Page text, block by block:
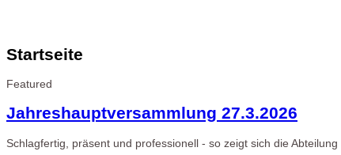
Startseite
Featured
Jahreshauptversammlung 27.3.2026
Schlagfertig, präsent und professionell - so zeigt sich die Abteilung